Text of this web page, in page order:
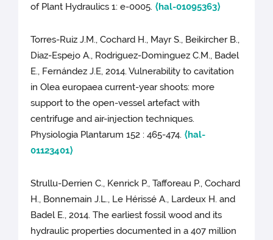
of Plant Hydraulics 1: e-0005. ⟨hal-01095363⟩
Torres-Ruiz J.M., Cochard H., Mayr S., Beikircher B.,
Diaz-Espejo A., Rodriguez-Dominguez C.M., Badel
E., Fernández J.E, 2014. Vulnerability to cavitation
in Olea europaea current-year shoots: more
support to the open-vessel artefact with
centrifuge and air-injection techniques.
Physiologia Plantarum 152 : 465-474. ⟨hal-
01123401⟩
Strullu-Derrien C., Kenrick P., Tafforeau P., Cochard
H., Bonnemain J.L., Le Hérissé A., Lardeux H. and
Badel E., 2014. The earliest fossil wood and its
hydraulic properties documented in a 407 million